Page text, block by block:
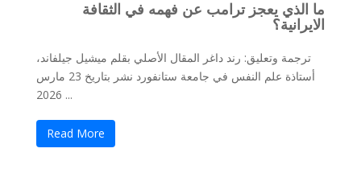
ما الذي يعجز ترامب عن فهمه في الثقافة
الايرانية؟
ترجمة وتعليق: رند داغر المقال الأصلي بقلم ميشيل جيلفاند،
أستاذة علم النفس في جامعة ستانفورد نشر بتاريخ 23 مارس
2026 ...
Read More